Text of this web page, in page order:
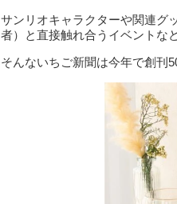
サンリオキャラクターや関連グ
者）と直接触れ合うイベントな
そんないちご新聞は今年で創刊